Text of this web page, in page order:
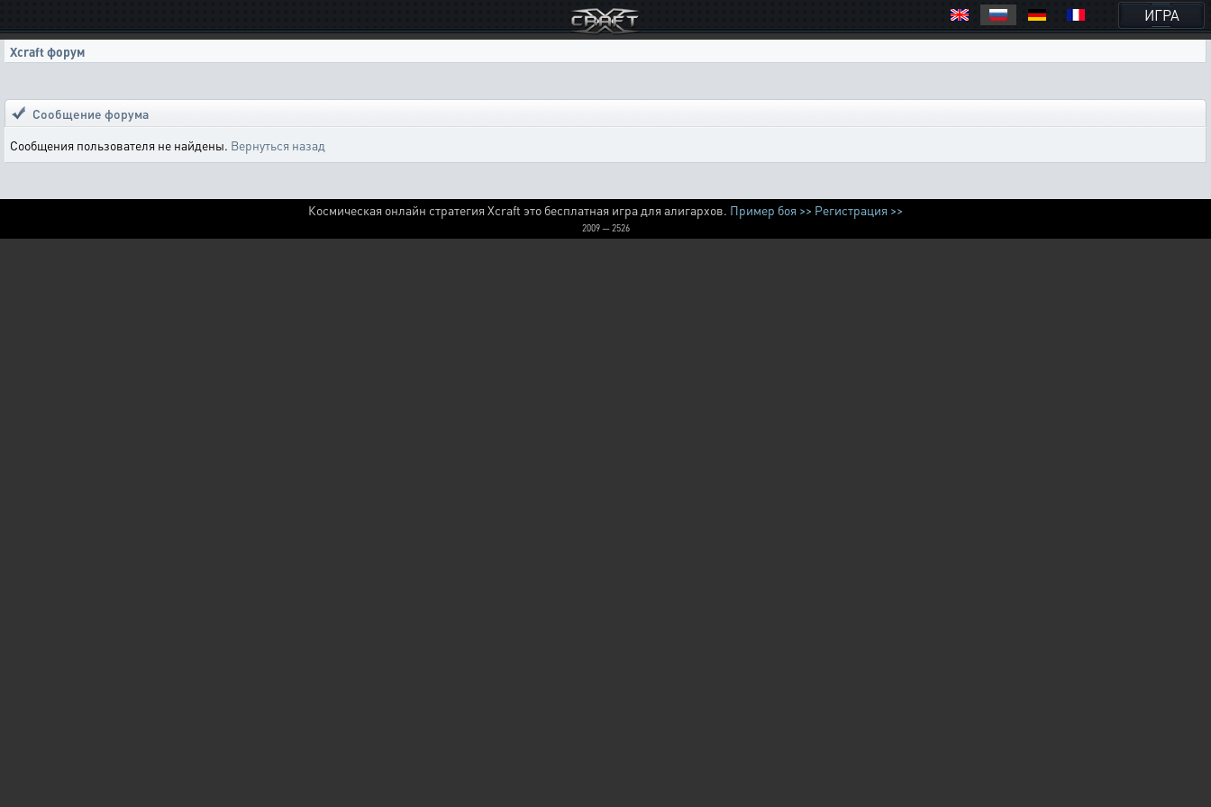
ИГРА
Xcraft форум
Сообщение форума
Сообщения пользователя не найдены. Вернуться назад
Космическая онлайн стратегия Xcraft это бесплатная игра для алигархов. Пример боя >> Регистрация >>
2009 — 2526